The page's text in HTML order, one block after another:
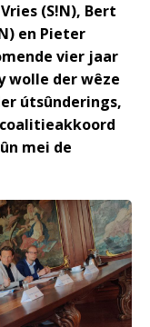
(S!N), Bert
en Pieter
vier jaar
wolle der wêze
útsûnderings,
mei de